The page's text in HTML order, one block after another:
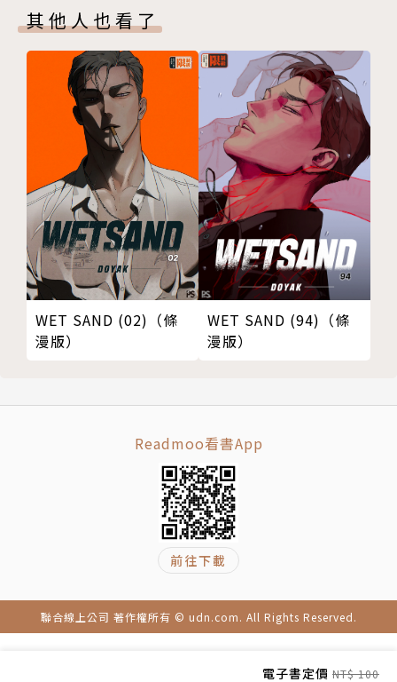
電子書定價 NT$ 100
其他人也看了
WET SAND (02)（條
漫版）
WET SAND (94)（條
漫版）
Readmoo看書App
前往下載
聯合線上公司 著作權所有 © udn.com. All Rights Reserved.